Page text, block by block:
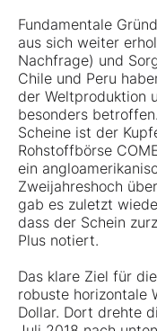
Fundamentale
aus sich weiter
Nachfrage) und
Chile und Peru
der Weltproduktion
besonders
Scheine ist der
Rohstoffbörse
ein
Zweijahreshoch
gab es zuletzt
dass der Schein
Plus notiert.
Das klare Ziel für
robuste horizontale
Dollar. Dort drehte